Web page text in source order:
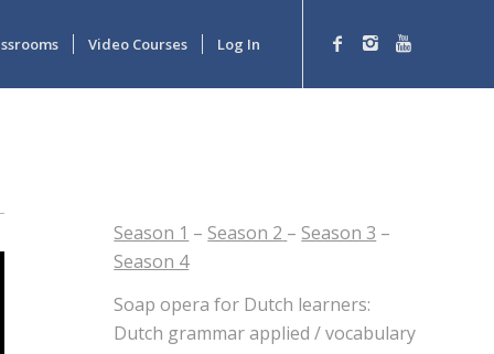
Video Courses Log In
Season 1 – Season 2 – Season 3 –
Season 4
Soap opera for Dutch learners:
Dutch grammar applied / vocabulary